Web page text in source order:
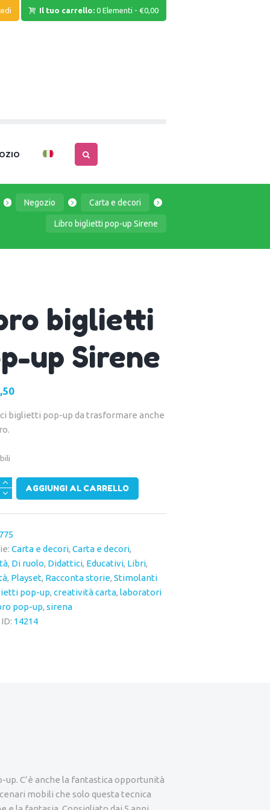
Il tuo carrello: 0 Elementi -€0,00
Negozio Carta e decori
Libro biglietti pop-up Sirene
biglietti
up Sirene
Il
attuale
biglietti pop-up da trasformare anche
AGGIUNGI AL CARRELLO
Carta e decori, Carta e decori,
, Di ruolo, Didattici, Educativi, Libri,
, Playset, Racconta storie, Stimolanti
pop-up, creatività carta, laboratori
pop-up, sirena
14214
C’è anche la fantastica opportunità
mobili che solo questa tecnica